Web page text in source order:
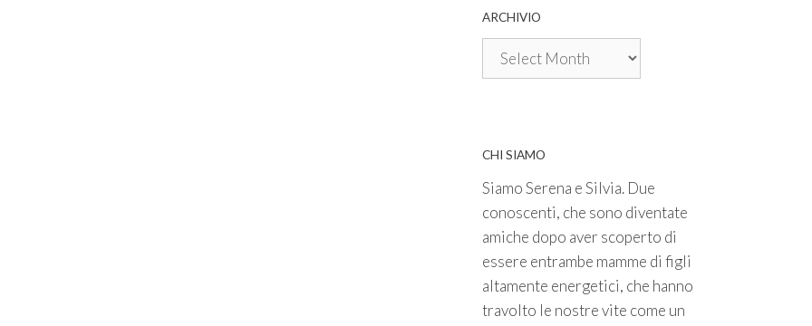
ARCHIVIO
Archivio
CHI SIAMO
Siamo Serena e Silvia. Due
conoscenti, che sono diventate
amiche dopo aver scoperto di
essere entrambe mamme di figli
altamente energetici, che hanno
travolto le nostre vite come un